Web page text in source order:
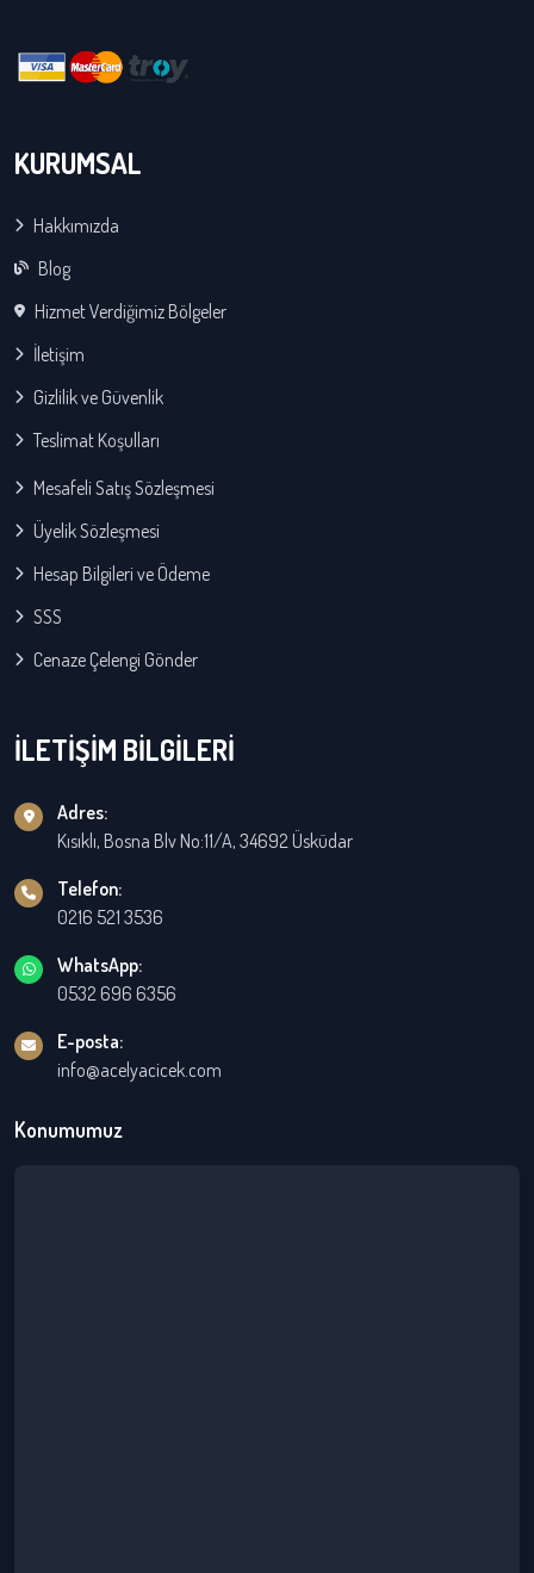
KURUMSAL
Hakkımızda
Blog
Hizmet Verdiğimiz Bölgeler
İletişim
Gizlilik ve Güvenlik
Teslimat Koşulları
Mesafeli Satış Sözleşmesi
Üyelik Sözleşmesi
Hesap Bilgileri ve Ödeme
SSS
Cenaze Çelengi Gönder
İLETİŞİM BİLGİLERİ
Adres:
Kısıklı, Bosna Blv No:11/A, 34692 Üsküdar
Telefon:
0216 521 3536
WhatsApp:
0532 696 6356
E-posta:
info@acelyacicek.com
Konumumuz